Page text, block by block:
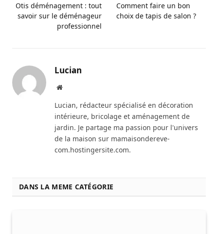
Otis déménagement : tout
savoir sur le déménageur
professionnel
Comment faire un bon
choix de tapis de salon ?
Lucian
Website
Lucian, rédacteur spécialisé en décoration
intérieure, bricolage et aménagement de
jardin. Je partage ma passion pour l'univers
de la maison sur mamaisondereve-
com.hostingersite.com.
DANS LA MEME CATÉGORIE